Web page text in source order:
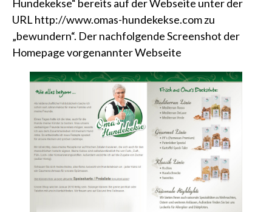
Hundekekse“ bereits auf der Webseite unter der
URLhttp://www.omas-hundekekse.comzu
„bewundern“. Der nachfolgende Screenshot der
Homepage vorgenannter Webseite